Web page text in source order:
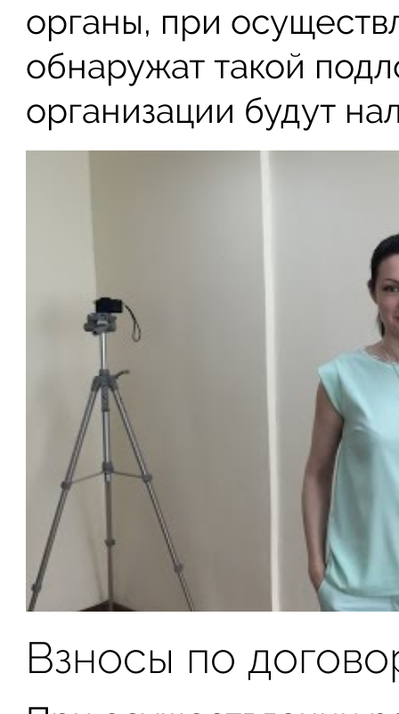
органы, при
обнаружат такой
организации будут
Взносы по